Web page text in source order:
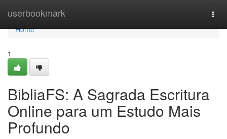
userbookmark
Home
Home
1
BibliaFS: A Sagrada Escritura
Online para um Estudo Mais
Profundo